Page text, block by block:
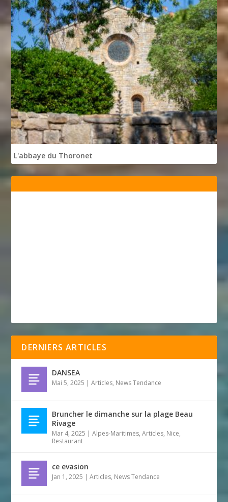
L'abbaye du Thoronet
DERNIERS ARTICLES
DANSEA
Mai 5, 2025 |Articles, News Tendance
Bruncher le dimanche sur la plage Beau
Rivage
Mar 4, 2025 |Alpes-Maritimes,Articles, Nice,
Restaurant
ce evasion
Jan 1, 2025 |Articles, News Tendance